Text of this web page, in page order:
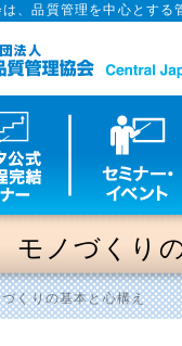
、品質管理を中心とす
モノづくり
くりの基本と心構え